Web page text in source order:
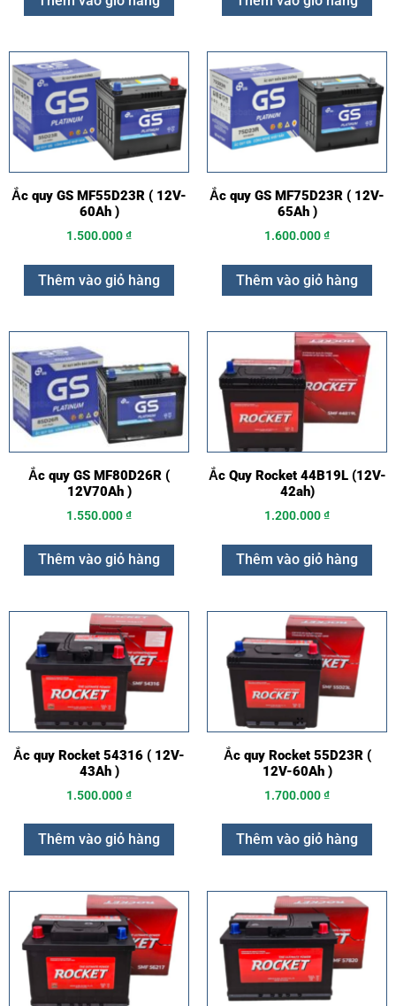
Ắc quy GS MF55D23R ( 12V-
60Ah )
1.500.000₫
Thêm vào giỏ hàng
Ắc quy GS MF75D23R ( 12V-
65Ah )
1.600.000₫
Thêm vào giỏ hàng
Ắc quy GS MF80D26R (
12V70Ah )
1.550.000₫
Thêm vào giỏ hàng
Ắc Quy Rocket 44B19L (12V-
42ah)
1.200.000₫
Thêm vào giỏ hàng
Ắc quy Rocket 54316 ( 12V-
43Ah )
1.500.000₫
Thêm vào giỏ hàng
Ắc quy Rocket 55D23R (
12V-60Ah )
1.700.000₫
Thêm vào giỏ hàng